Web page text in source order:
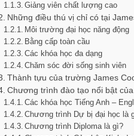
Giảng viên chất lượng cao
Những điều thú vị chỉ có tại
Môi trường đại học năng động
Bằng cấp toàn cầu
Các khóa học đa dạng
Chăm sóc đời sống sinh viên
Thành tựu của trường James
Chương trình đào tạo nổi bật
Các khóa học Tiếng Anh –
Chương trình Dự bị đại học là
Chương trình Diploma là gì?